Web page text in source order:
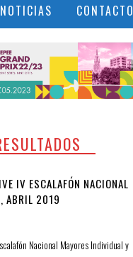
NOTICIAS CONTACTO
IV ESCALAFÓN NACIONAL
ABRIL 2019
Nacional Mayores Individual y